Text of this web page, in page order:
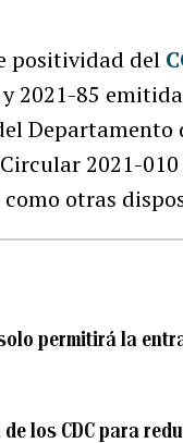
positividad del
2021-85
Departamento
2021-
otras
permitirá la
los CDC para